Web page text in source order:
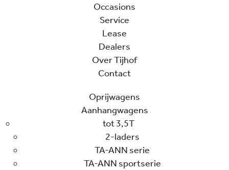
Occasions
Service
Lease
Dealers
Over Tijhof
Contact
Oprijwagens
Aanhangwagens
tot 3,5T
2-laders
TA-ANN serie
TA-ANN sportserie